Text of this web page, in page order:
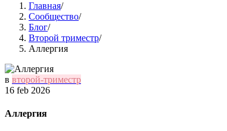
Главная/
Сообщество/
Блог/
Второй триместр/
Аллергия
в второй-триместр
16 feb 2026
Аллергия